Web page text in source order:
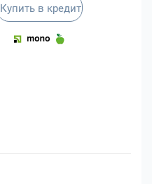
Купить в кредит